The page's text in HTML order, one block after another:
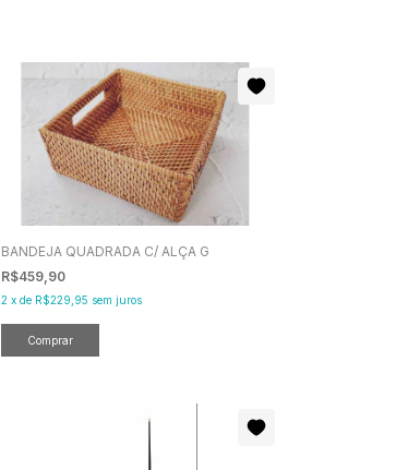
BANDEJA QUADRADA C/ ALÇA G
R$459,90
2 x de R$229,95 sem juros